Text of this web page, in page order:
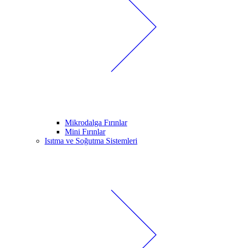
Mikrodalga Fırınlar
Mini Fırınlar
Isıtma ve Soğutma Sistemleri